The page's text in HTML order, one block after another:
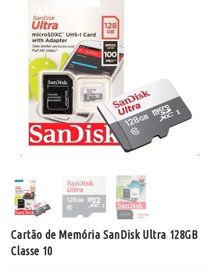
Cartão de Memória SanDisk Ultra 128GB
Classe 10